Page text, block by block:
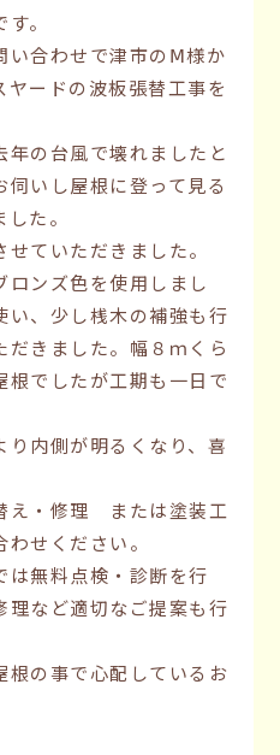
。
い合わせで津市のⅯ様か
ヤードの波板張替工事を
年の台風で壊れましたと
いし屋根に登って見る
た。
ていただきました。
ロンズ色を使用しまし
い、少し桟木の補強も行
だきました。幅８ｍくら
根でしたが工期も一日で
内側が明るくなり、喜
え・修理 または塗装工
せください。
は無料点検・診断を行
理など適切なご提案も行
根の事で心配しているお